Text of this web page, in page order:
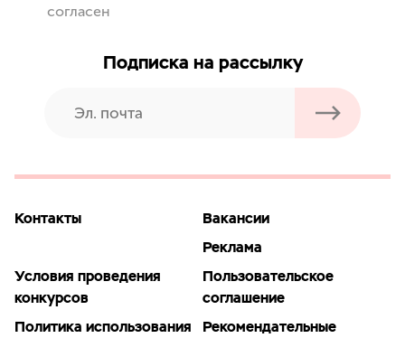
согласен
Подписка на рассылку
Контакты
Вакансии
Реклама
Условия проведения
конкурсов
Пользовательское
соглашение
Политика использования
Рекомендательные